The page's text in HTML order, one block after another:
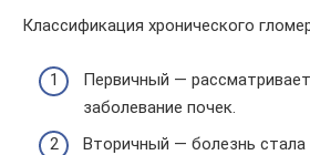
Классификация хронического
Первичный —
заболевание почек.
Вторичный — болезнь стала